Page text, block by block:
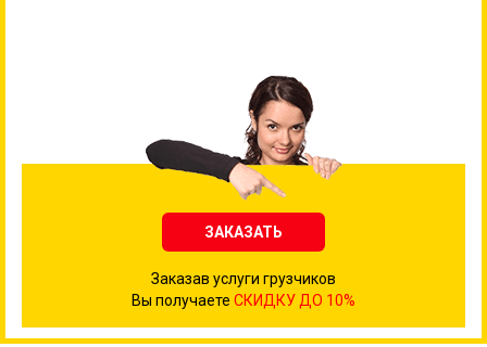
ЗАКАЗАТЬ
Заказав услуги грузчиков
Вы получаете СКИДКУ ДО 10%